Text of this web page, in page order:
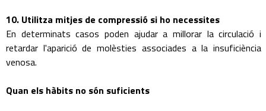
10. Utilitza mitjes de compressió si ho necessites
En determinats casos poden ajudar a millorar la circulació i
retardar l'aparició de molèsties associades a la insuficiència
venosa.
Quan els hàbits no són suficients